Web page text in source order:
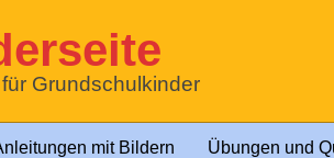
Grundschulkinder
mit Bildern Übungen und